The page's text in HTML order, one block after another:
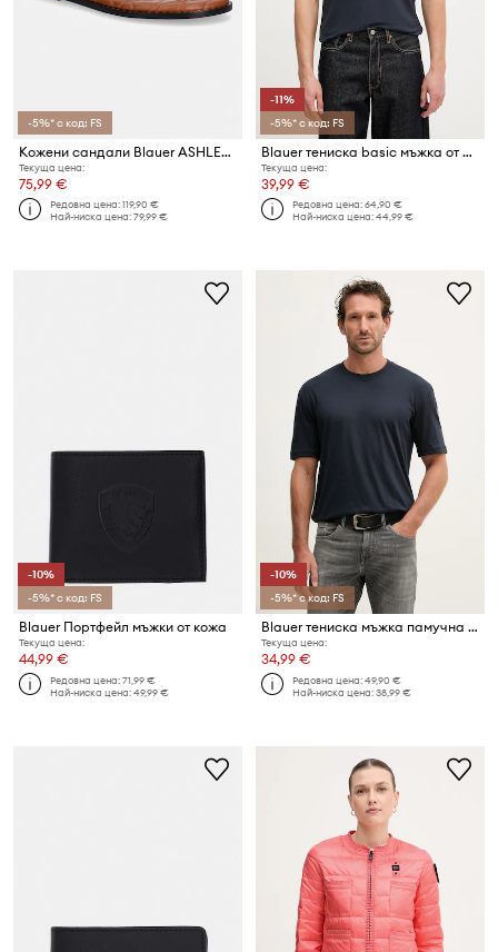
-5%* с код: FS
Кожени сандали Blauer ASHLEY02
Текуща цена:
75,99 €
Редовна цена:119,90 €
Най-ниска цена:79,99 €
-11%
-5%* с код: FS
Blauer тениска basic мъжка от памук JAN
Текуща цена:
39,99 €
Редовна цена:64,90 €
Най-ниска цена:44,99 €
-10%
-5%* с код: FS
Blauer Портфейл мъжки от кожа
Текуща цена:
44,99 €
Редовна цена:71,99 €
Най-ниска цена:49,99 €
-10%
-5%* с код: FS
Blauer тениска мъжка памучна HANSON
Текуща цена:
34,99 €
Редовна цена:49,90 €
Най-ниска цена:38,99 €